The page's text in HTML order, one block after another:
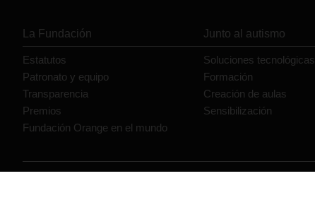
La Fundación
Estatutos
Patronato y equipo
Transparencia
Premios
Fundación Orange en el mundo
Junto al autismo
Soluciones tecnológicas
Formación
Creación de aulas
Sensibilización